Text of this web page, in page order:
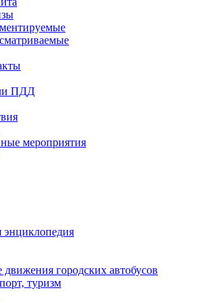
ПДД
мероприятия
энциклопедия
движения городских автобусов
туризм